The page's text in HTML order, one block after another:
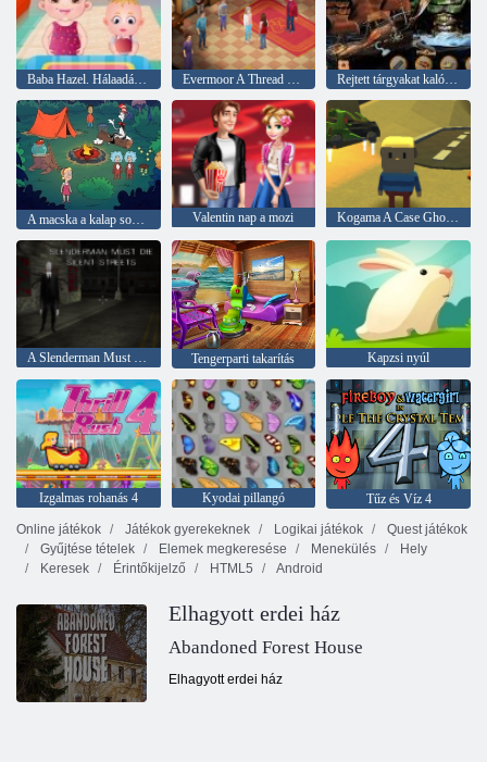
Baba Hazel. Hálaadás szórakoztató Evermoor A Thread of Fate Rejtett tárgyakat kalóz kincs
Valentin nap a mozi Kogama A Case Ghost ház
A Slenderman Must Die: Silent Streets Tengerparti takarítás Kapzsi nyúl
Izgalmas rohanás 4 Kyodai pillangó
Tűz és Víz 4
Online játékok
Játékok gyerekeknek Logikai játékok
Quest játékok
Gyűjtése tételek
Elemek megkeresése Menekülés
Hely
Keresek
Érintőkijelző HTML5 Android
Elhagyott erdei ház
Abandoned Forest House
Elhagyott erdei ház